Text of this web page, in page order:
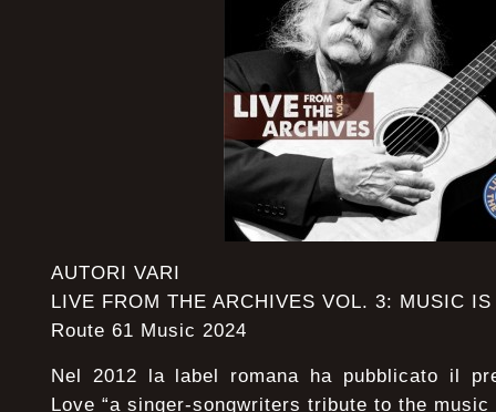
AUTORI VARI
LIVE FROM THE ARCHIVES VOL. 3: MUSIC IS
Route 61 Music 2024
Nel 2012 la label romana ha pubblicato il
Love “a singer-songwriters tribute to the music